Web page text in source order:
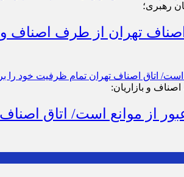
رهبری؛
اصناف تهران از طرف اصناف
و بازاریان:
از موانع است/ اتاق